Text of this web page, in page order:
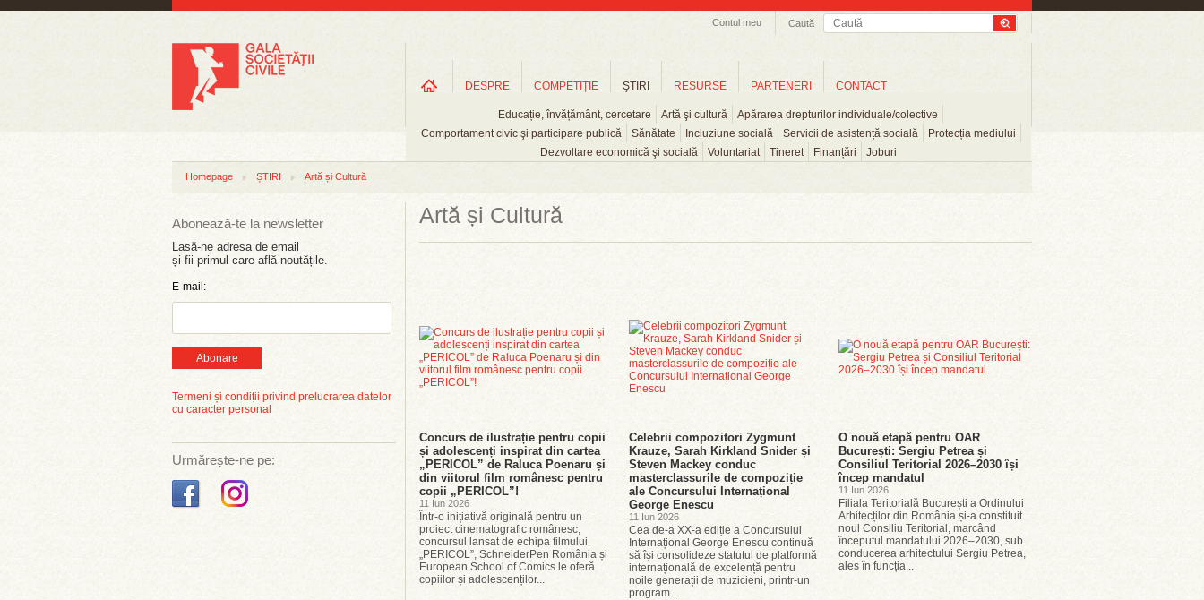
Caută
Contul meu
DESPRE COMPETIȚIE ŞTIRI
Educație, învățământ, cercetare Artă şi cultură
Apărarea drepturilor individuale/colective
Comportament civic şi participare publică
Sănătate Incluziune socială Servicii de asistență socială
Protecția mediului
Dezvoltare economică şi socială
Voluntariat Tineret Finanțări Joburi
RESURSE PARTENERI CONTACT
Homepage ȘTIRI Artă și Cultură
Abonează-te la newsletter
Lasă-ne adresa de email
și fii primul care află noutățile.
E-mail:
Abonare
Termeni și condiții privind prelucrarea datelor
cu caracter personal
Urmărește-ne pe:
Artă și Cultură
Concurs de ilustrație pentru copii
și adolescenți inspirat din cartea
„PERICOL” de Raluca Poenaru și
din viitorul film românesc pentru
copii „PERICOL”!
11 Iun 2026
Într-o inițiativă originală pentru un
proiect cinematografic românesc,
concursul lansat de echipa filmului
„PERICOL”, SchneiderPen România și
European School of Comics le oferă
copiilor și adolescenților...
Celebrii compozitori Zygmunt
Krauze, Sarah Kirkland Snider și
Steven Mackey conduc
masterclassurile de compoziție
ale Concursului Internațional
George Enescu
11 Iun 2026
Cea de-a XX-a ediție a Concursului
Internațional George Enescu continuă
să își consolideze statutul de platformă
internațională de excelență pentru
noile generații de muzicieni, printr-un
program...
O nouă etapă pentru OAR
București: Sergiu Petrea și
Consiliul Teritorial 2026–2030 își
încep mandatul
11 Iun 2026
Filiala Teritorială București a Ordinului
Arhitecților din România și-a constituit
noul Consiliu Teritorial, marcând
începutul mandatului 2026–2030, sub
conducerea arhitectului Sergiu Petrea,
ales în funcția...